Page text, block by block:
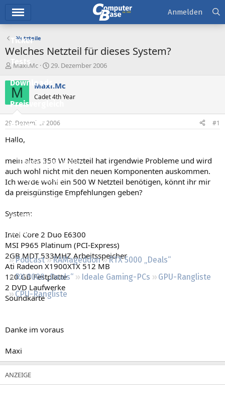
Ticker
Tests
Downloads
Preisvergleich
Forum
Aktuelles
Empfohlene Inhalte
Neue Beiträge
Neueste Aktivitäten
Leserartikel
Regeln
Podcast RAMageddon
RTX 5000 „Deals“
RX 9000 „Deals“
Ideale Gaming-PCs
GPU-Rangliste
CPU-Rangliste
Anmelden
Netzteile
Welches Netzteil für dieses System?
E
s
t
e
e
r
Maxi.Mc
E
s
e
l
t
29. Dezember 2006
M Maxi.Mc
Cadet 4th Year
29. Dezember 2006 #1
Hallo,
mein altes 350 W Netzteil hat irgendwie Probleme und wird
auch wohl nicht mit den neuen Komponenten auskommen.
Ich werde wohl ein 500 W Netzteil benötigen, könnt ihr mir
da preisgünstige Empfehlungen geben?
System:
Intel Core 2 Duo E6300
MSI P965 Platinum (PCI-Express)
2GB MDT 533MHZ Arbeitsspeicher
Ati Radeon X1900XTX 512 MB
120 GB Festplatte
2 DVD Laufwerke
Soundkarte
Danke im voraus
Maxi